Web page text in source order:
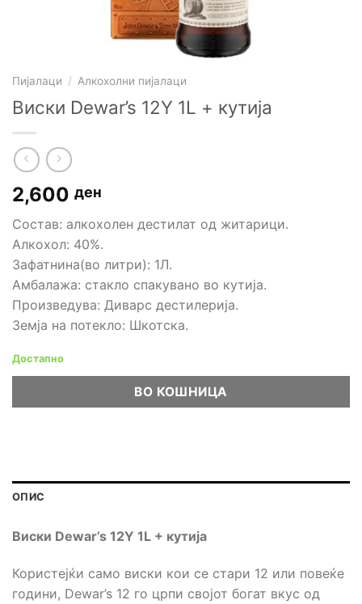
Пијалаци / Алкохолни пијалаци
Виски Dewar’s 12Y 1L + кутија
2,600 ден
Состав: алкохолен дестилат од житарици.
Алкохол: 40%.
Зафатнина(во литри): 1Л.
Амбалажа: стакло спакувано во кутија.
Произведува: Диварс дестилерија.
Земја на потекло: Шкотска.
Достапно
ВО КОШНИЦА
ОПИС
Виски Dewar’s 12Y 1L + кутија
Користејќи само виски кои се стари 12 или повеќе
години, Dewar’s 12 го црпи својот богат вкус од